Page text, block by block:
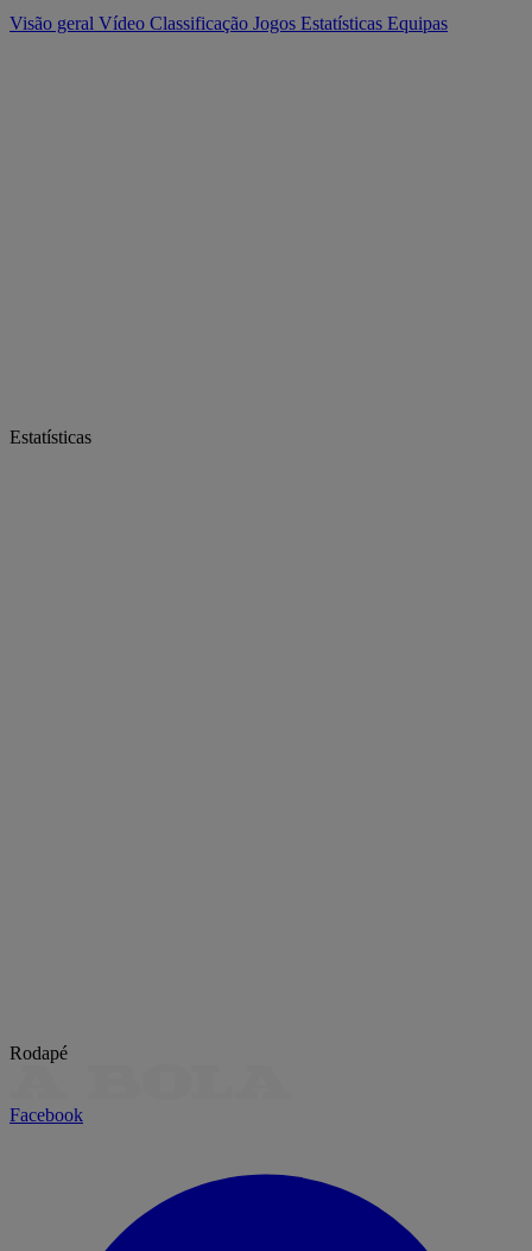
Visão geral Vídeo Classificação Jogos Estatísticas Equipas
Estatísticas
Rodapé
Facebook